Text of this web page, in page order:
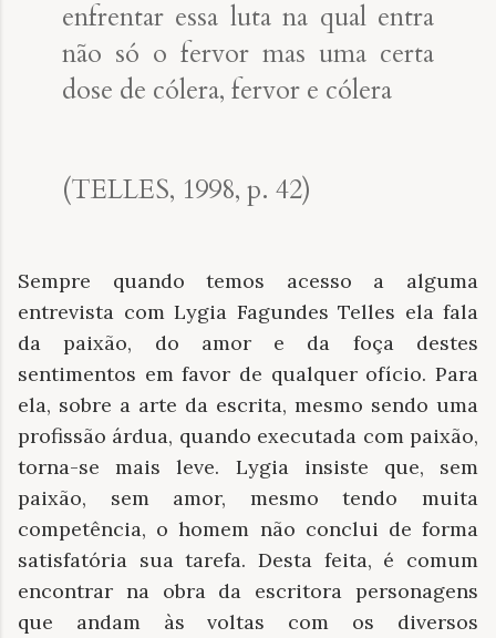
enfrentar essa luta na qual entra
não só o fervor mas uma certa
dose de cólera, fervor e cólera
(TELLES, 1998, p. 42)
Sempre quando temos acesso a alguma
entrevista com Lygia Fagundes Telles ela fala
da paixão, do amor e da foça destes
sentimentos em favor de qualquer ofício. Para
ela, sobre a arte da escrita, mesmo sendo uma
profissão árdua, quando executada com paixão,
torna-se mais leve. Lygia insiste que, sem
paixão, sem amor, mesmo tendo muita
competência, o homem não conclui de forma
satisfatória sua tarefa. Desta feita, é comum
encontrar na obra da escritora personagens
que andam às voltas com os diversos